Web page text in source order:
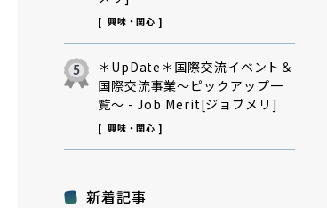
興味・関心
＊UpDate＊国際交流イベント＆
国際交流事業～ピックアップ一
覧～ - Job Merit[ジョブメリ]
興味・関心
新着記事